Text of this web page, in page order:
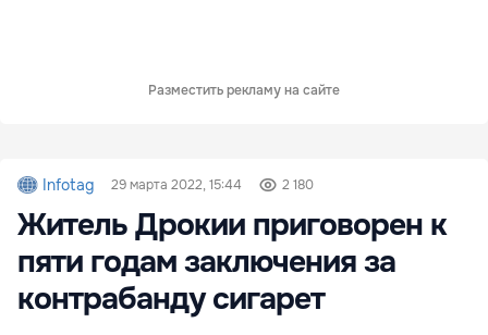
Разместить рекламу на сайте
Infotag 29 марта 2022, 15:44 2 180
Житель Дрокии приговорен к
пяти годам заключения за
контрабанду сигарет